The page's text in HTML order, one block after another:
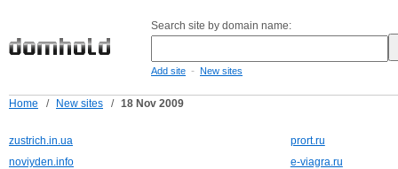
Search site by domain name:
Add site - New sites
Home / New sites / 18 Nov 2009
zustrich.in.ua
prort.ru
noviyden.info
e-viagra.ru